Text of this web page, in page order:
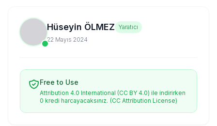
Hüseyin ÖLMEZ Yaratıcı
22 Mayıs 2024
Free to Use
Attribution 4.0 International (CC BY 4.0) ile indirirken
0 kredi harcayacaksınız. (CC Attribution License)